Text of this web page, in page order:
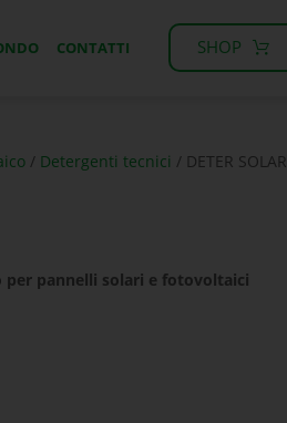
CONTATTI SHOP
/ Detergenti tecnici / DETER SOLAR
per pannelli solari e fotovoltaici